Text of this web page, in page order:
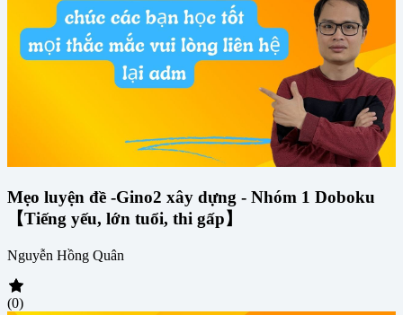
Mẹo luyện đề -Gino2 xây dựng - Nhóm 1 Doboku
【Tiếng yếu, lớn tuổi, thi gấp】
Nguyễn Hồng Quân
(0)